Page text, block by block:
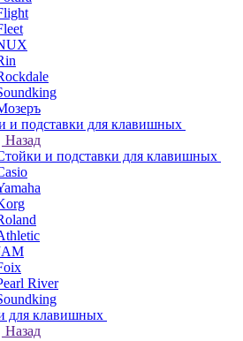
и подставки для клавишных
Назад
и подставки для клавишных
River
для клавишных
Назад